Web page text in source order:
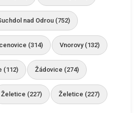
nad Odrou (752)
(314) Vnorovy (132)
(112) Žádovice (274)
Želetice (227) Želetice (227)